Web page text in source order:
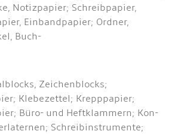
Notizpapier; Schreibpapier,
Einbandpapier; Ordner,
Buch-
Zeichenblocks;
Klebezettel; Krepppapier;
Büro- und Heftklammern; Kon-
Schreibinstrumente;